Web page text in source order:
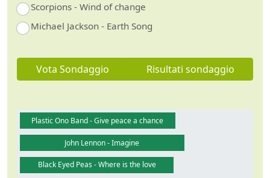
Scorpions - Wind of change
Michael Jackson - Earth Song
Vota Sondaggio Risultati sondaggio
Plastic Ono Band - Give peace a chance
John Lennon - Imagine
Black Eyed Peas - Where is the love